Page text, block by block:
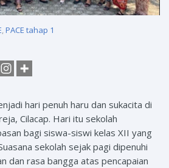
,PACE tahap 1
hari penuh haru dan sukacita di
Cilacap. Hari itu sekolah
bagi siswa-siswi kelas XII yang
sekolah sejak pagi dipenuhi
dan rasa bangga atas pencapaian